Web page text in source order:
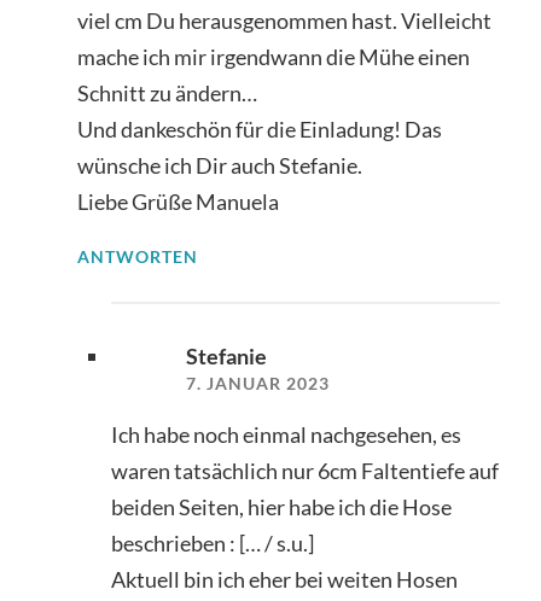
viel cm Du herausgenommen hast. Vielleicht
mache ich mir irgendwann die Mühe einen
Schnitt zu ändern…
Und dankeschön für die Einladung! Das
wünsche ich Dir auch Stefanie.
Liebe Grüße Manuela
ANTWORTEN
Stefanie
7. JANUAR 2023
Ich habe noch einmal nachgesehen, es
waren tatsächlich nur 6cm Faltentiefe auf
beiden Seiten, hier habe ich die Hose
beschrieben : [… / s.u.]
Aktuell bin ich eher bei weiten Hosen